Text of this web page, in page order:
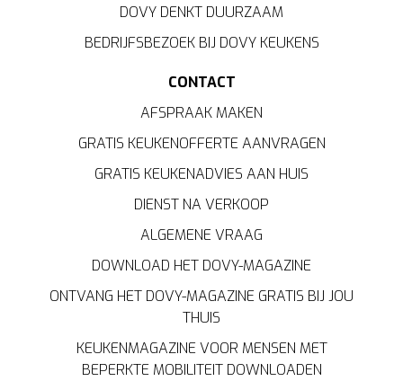
DOVY DENKT DUURZAAM
BEDRIJFSBEZOEK BIJ DOVY KEUKENS
CONTACT
AFSPRAAK MAKEN
GRATIS KEUKENOFFERTE AANVRAGEN
GRATIS KEUKENADVIES AAN HUIS
DIENST NA VERKOOP
ALGEMENE VRAAG
DOWNLOAD HET DOVY-MAGAZINE
ONTVANG HET DOVY-MAGAZINE GRATIS BIJ JOU
THUIS
KEUKENMAGAZINE VOOR MENSEN MET
BEPERKTE MOBILITEIT DOWNLOADEN